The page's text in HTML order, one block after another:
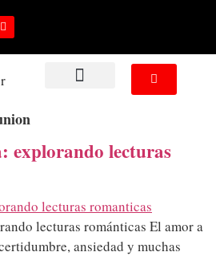
explorando lecturas
lecturas románticas El amor a
ansiedad y muchas